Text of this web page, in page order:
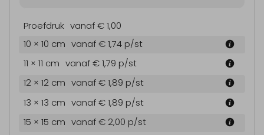
Proefdruk vanaf € 1,00
10 × 10 cm vanaf € 1,74 p/st
11 × 11 cm vanaf € 1,79 p/st
12 × 12 cm vanaf € 1,89 p/st
13 × 13 cm vanaf € 1,89 p/st
15 × 15 cm vanaf € 2,00 p/st